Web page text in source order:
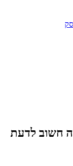
חשוב לדעת